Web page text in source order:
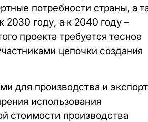
потребности страны, а
году, а к 2040 году –
проекта требуется тесное
цепочки создания
для производства и
использования
стоимости производства